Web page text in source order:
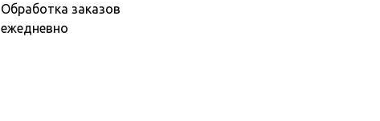
Обработка заказов
ежедневно